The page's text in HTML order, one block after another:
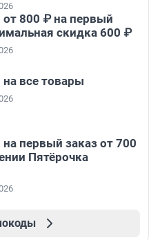
от 800 ₽ на первый
скидка 600 ₽
все товары
первый заказ от 700
Пятёрочка